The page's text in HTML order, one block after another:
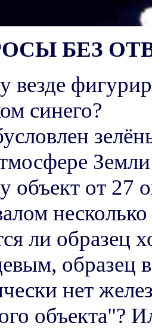
БЕЗ
везде
синего?
объект от 27
ли образец
образец
нет
объекта"?